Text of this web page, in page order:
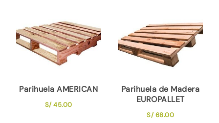
S/ 14,000.00
Parihuela AMERICAN
S/45.00
Parihuela de Madera
EUROPALLET
S/68.00